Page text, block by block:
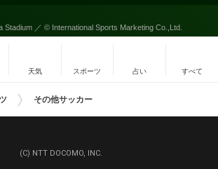
Stadium ／ © International Sports Marketing Co.,Ltd.
天気 スポーツ 占い すべて
その他サッカー
(C) NTT DOCOMO, INC.